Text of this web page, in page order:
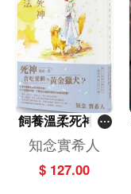
飼養溫柔死神的
方法
知念實希人
$ 127.00